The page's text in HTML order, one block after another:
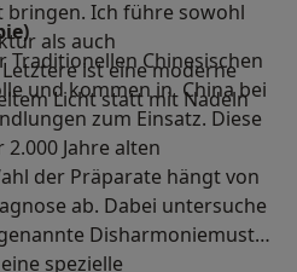
bringen. Ich führe sowohl
als auch
ist eine moderne
Licht statt mit Nadeln
Chinesischen
und kommen in China bei
zum Einsatz. Diese
Jahre alten
der Präparate hängt von
ab. Dabei untersuche
Disharmoniemuster.
spezielle